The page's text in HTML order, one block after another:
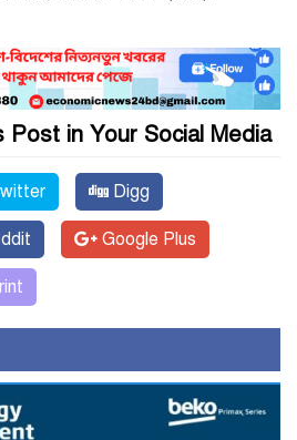
Post in Your Social Media
Digg
Google Plus